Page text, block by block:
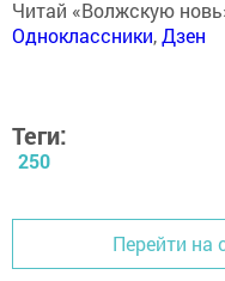
Читай «Волжскую
Одноклассники,Дзен
Теги:
250
Перейти на